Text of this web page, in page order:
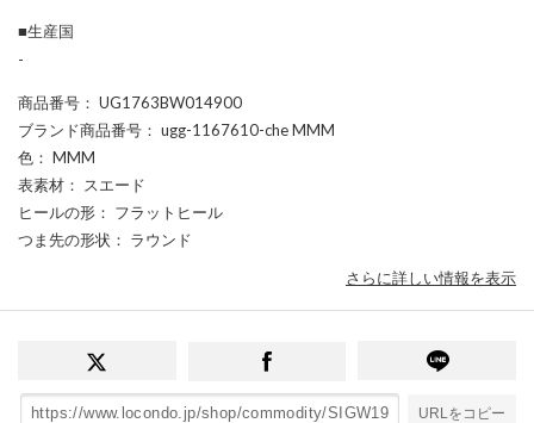
■生産国
-
商品番号 ： UG1763BW014900
ブランド商品番号 ： ugg-1167610-che MMM
色 ： MMM
表素材 ： スエード
ヒールの形 ： フラットヒール
つま先の形状 ： ラウンド
さらに詳しい情報を表示
URLをコピー